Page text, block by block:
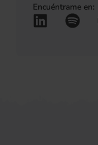
Encuéntrame en:
L
(seS